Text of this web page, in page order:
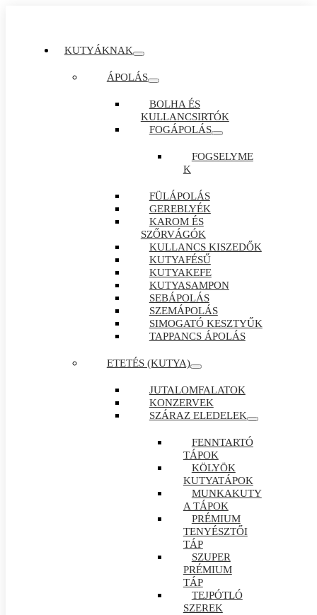
KUTYÁKNAK
ÁPOLÁS
BOLHA ÉS
KULLANCSIRTÓK
FOGÁPOLÁS
FOGSELYME
K
FÜLÁPOLÁS
GEREBLYÉK
KAROM ÉS
SZŐRVÁGÓK
KULLANCS KISZEDŐK
KUTYAFÉSŰ
KUTYAKEFE
KUTYASAMPON
SEBÁPOLÁS
SZEMÁPOLÁS
SIMOGATÓ KESZTYŰK
TAPPANCS ÁPOLÁS
ETETÉS (KUTYA)
JUTALOMFALATOK
KONZERVEK
SZÁRAZ ELEDELEK
FENNTARTÓ
TÁPOK
KÖLYÖK
KUTYATÁPOK
MUNKAKUTY
A TÁPOK
PRÉMIUM
TENYÉSZTŐI
TÁP
SZUPER
PRÉMIUM
TÁP
TEJPÓTLÓ
SZEREK